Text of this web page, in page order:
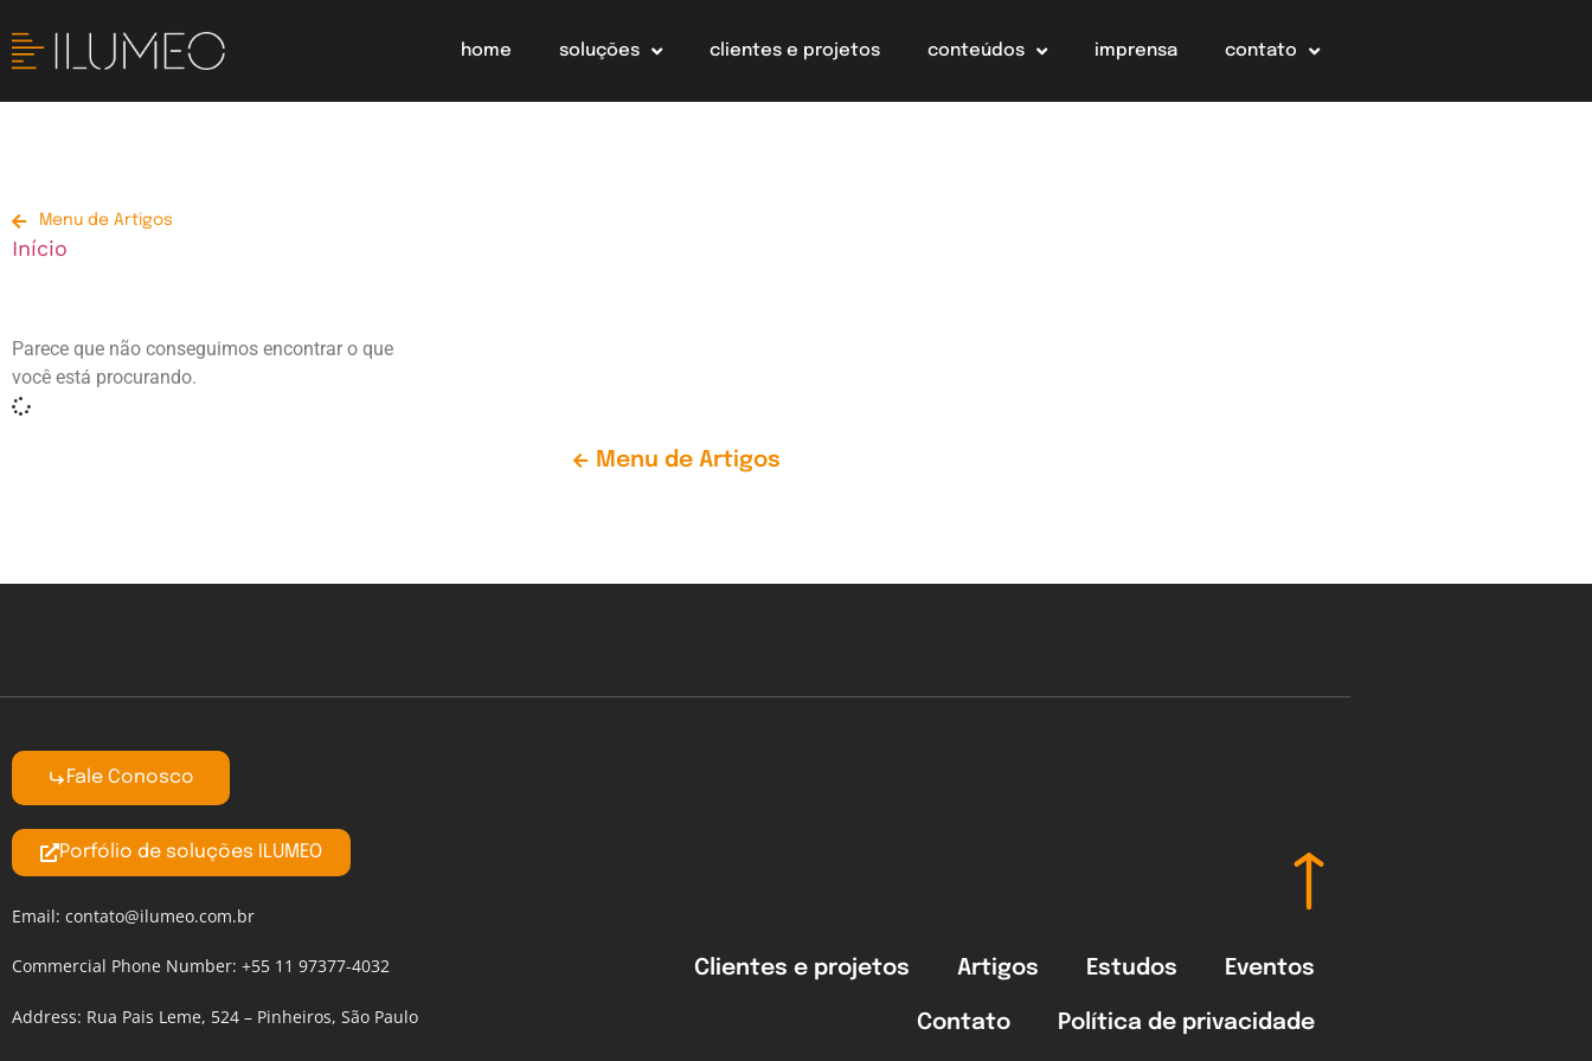
home soluções clientes e projetos conteúdos imprensa contato
Menu de Artigos
Início
Parece que não conseguimos encontrar o que
você está procurando.
Menu de Artigos
Fale Conosco
Porfólio de soluções ILUMEO
Email: contato@ilumeo.com.br
Commercial Phone Number: +55 11 97377-4032
Address: Rua Pais Leme, 524 – Pinheiros, São Paulo
Clientes e projetos Artigos Estudos Eventos
Contato Política de privacidade